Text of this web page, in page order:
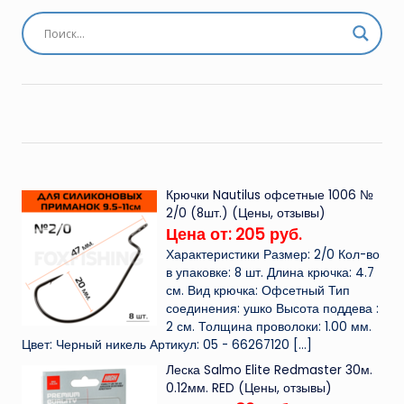
Крючки Nautilus офсетные 1006 №
2/0 (8шт.) (Цены, отзывы)
Цена от: 205 руб.
Характеристики Размер: 2/0 Кол-во
в упаковке: 8 шт. Длина крючка: 4.7
см. Вид крючка: Офсетный Тип
соединения: ушко Высота поддева :
2 см. Толщина проволоки: 1.00 мм.
Цвет: Черный никель Артикул: 05 - 66267120 […]
Леска Salmo Elite Redmaster 30м.
0.12мм. RED (Цены, отзывы)